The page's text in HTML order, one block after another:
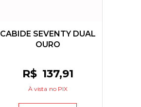
CABIDE SEVENTY DUAL
OURO
R$ 137,91
À vista no PIX